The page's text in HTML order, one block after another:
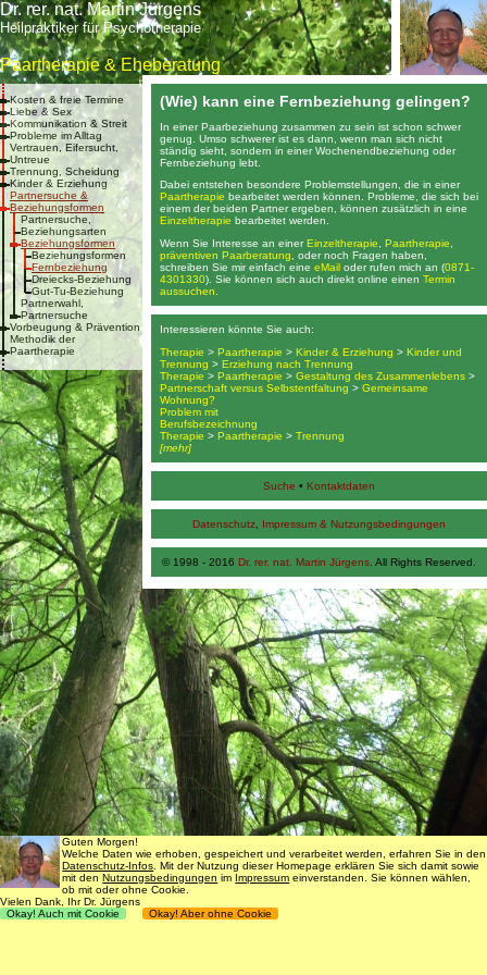
Dr. rer. nat. Martin Jürgens
Heilpraktiker für Psychotherapie
Paartherapie & Eheberatung
Kosten & freie Termine
Liebe & Sex
Kommunikation & Streit
Probleme im Alltag
Vertrauen, Eifersucht,
Untreue
Trennung, Scheidung
Kinder & Erziehung
Partnersuche &
Beziehungsformen
Partnersuche,
Beziehungsarten
Beziehungsformen
Beziehungsformen
Fernbeziehung
Dreiecks-Beziehung
Gut-Tu-Beziehung
Partnerwahl,
Partnersuche
Vorbeugung & Prävention
Methodik der
Paartherapie
(Wie) kann eine Fernbeziehung gelingen?
In einer Paarbeziehung zusammen zu sein ist schon schwer
genug. Umso schwerer ist es dann, wenn man sich nicht
ständig sieht, sondern in einer Wochenendbeziehung oder
Fernbeziehung lebt.
Dabei entstehen besondere Problemstellungen, die in einer
Paartherapie bearbeitet werden können. Probleme, die sich bei
einem der beiden Partner ergeben, können zusätzlich in eine
Einzeltherapie bearbeitet werden.
Wenn Sie Interesse an einerEinzeltherapie Paartherapie
präventiven Paarberatung , oder noch Fragen haben,
schreiben Sie mir einfach eine eMail oder rufen mich an (0871-
4301330). Sie können sich auch direkt online einen Termin
aussuchen
Interessieren könnte Sie auch:
Therapie > Paartherapie > Kinder & Erziehung > Kinder und
Trennung > Erziehung nach Trennung
Therapie > Paartherapie > Gestaltung des Zusammenlebens >
Partnerschaft versus Selbstentfaltung > Gemeinsame
Wohnung?
Problem mit
Berufsbezeichnung
Therapie > Paartherapie > Trennung
[mehr]
Suche • Kontaktdaten
Datenschutz Impressum & Nutzungsbedingungen
© 1998 - 2016 Dr. rer. nat. Martin Jürgens . All Rights Reserved.
Guten Morgen!
Welche Daten wie erhoben, gespeichert und verarbeitet werden, erfahren Sie in den
Datenschutz-Infos . Mit der Nutzung dieser Homepage erklären Sie sich damit sowie
mit denNutzungsbedingungen im Impressum einverstanden. Sie können wählen,
ob mit oder ohne Cookie.
Vielen Dank, Ihr Dr. Jürgens
Okay! Auch mit Cookie
Okay! Aber ohne Cookie